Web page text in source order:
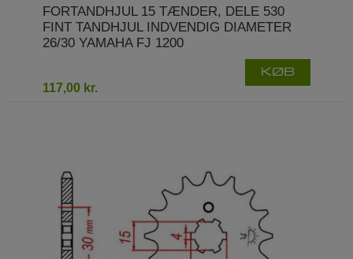
FORTANDHJUL 15 TÆNDER, DELE 530
FINT TANDHJUL INDVENDIG DIAMETER
26/30 YAMAHA FJ 1200
117,00 kr.
KØB